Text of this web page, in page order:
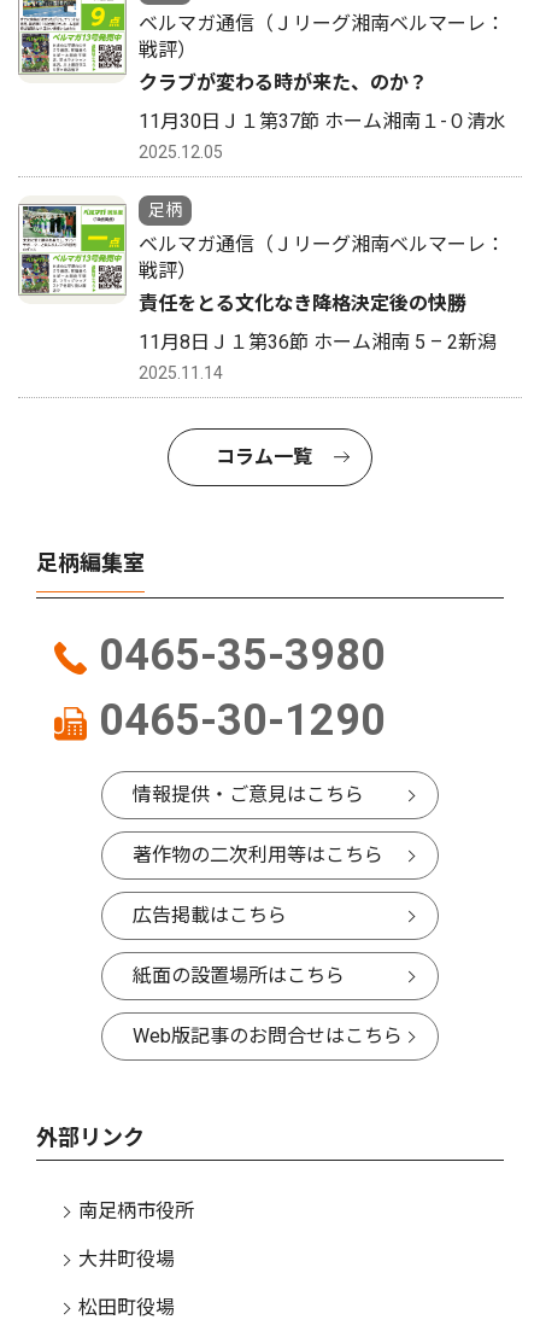
ベルマガ通信（Ｊリーグ湘南ベルマーレ：
戦評）
クラブが変わる時が来た、のか？
11月30日Ｊ１第37節 ホーム湘南１-０清水
2025.12.05
足柄
ベルマガ通信（Ｊリーグ湘南ベルマーレ：
戦評）
責任をとる文化なき降格決定後の快勝
11月8日Ｊ１第36節 ホーム湘南 5 – 2新潟
2025.11.14
コラム一覧
足柄編集室
0465-35-3980
0465-30-1290
情報提供・ご意見はこちら
著作物の二次利用等はこちら
広告掲載はこちら
紙面の設置場所はこちら
Web版記事のお問合せはこちら
外部リンク
南足柄市役所
大井町役場
松田町役場